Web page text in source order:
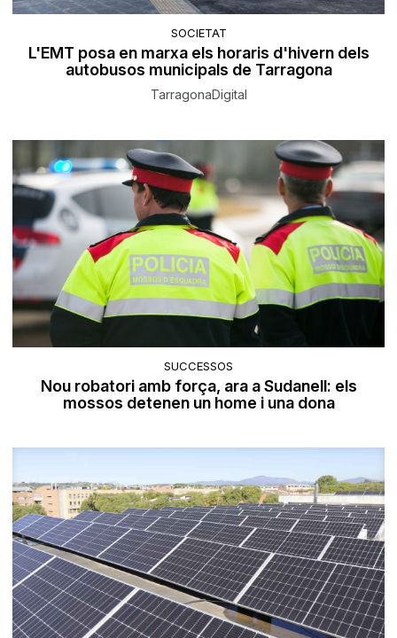
SOCIETAT
L'EMT posa en marxa els horaris d'hivern dels
autobusos municipals de Tarragona
TarragonaDigital
SUCCESSOS
Nou robatori amb força, ara a Sudanell: els
mossos detenen un home i una dona